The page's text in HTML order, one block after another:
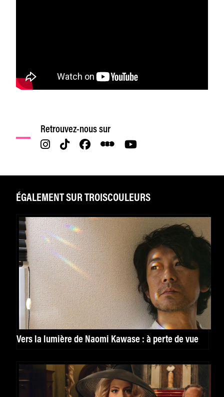
Retrouvez-nous sur
ÉGALEMENT SUR TROISCOULEURS
Vers la lumière de Naomi Kawase : à perte de vue